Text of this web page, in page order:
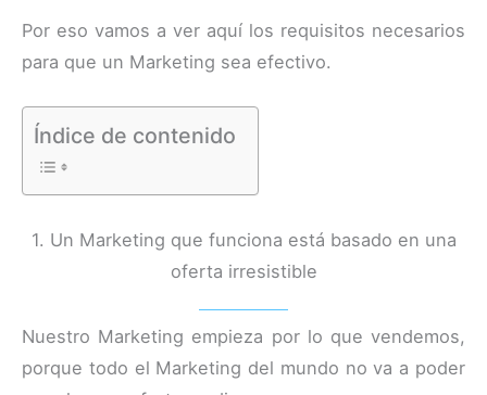
Por eso vamos a ver aquí los requisitos necesarios
para que un Marketing sea efectivo.
Índice de contenido
1. Un Marketing que funciona está basado en una
oferta irresistible
Nuestro Marketing empieza por lo que vendemos,
porque todo el Marketing del mundo no va a poder